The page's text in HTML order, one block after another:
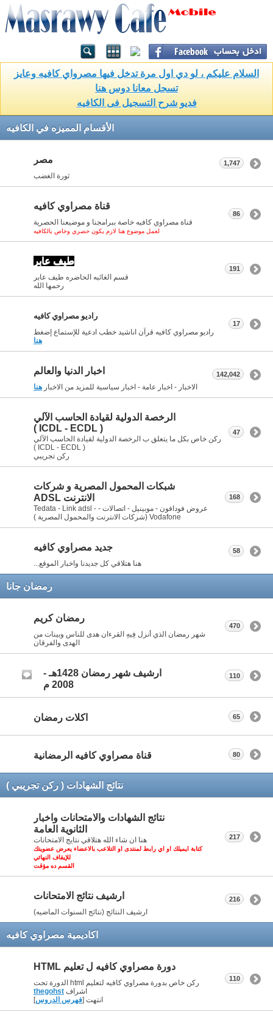
السلام عليكم ، لو دي اول مرة تدخل فيها مصرواي كافيه وعايز
تسجل معانا دوس هنا
فديو شرح التسجيل فى الكافيه
الأقسام المميزه في الكافيه
مصر
ثورة الغضب
1,747
قناة مصراوي كافيه
قناة مصراوي كافيه خاصة ببرامجنا و موضيعنا الحصرية
لعمل موضوع هنا لازم يكون حصري وخاص بالكافيه
86
طيف عابر
قسم الغائبه الحاضره طيف عابر
رحمها الله
191
راديو مصراوي كافيه
راديو مصراوي كافيه قرآن اناشيد خطب ادعية للإستماع إضغط
هنا
17
اخبار الدنيا والعالم
الاخبار - اخبار عامة - اخبار سياسية للمزيد من الاخبار هنا
142,042
الرخصة الدولية لقيادة الحاسب الآلي
( ICDL - ECDL )
ركن خاص بكل ما يتعلق ب الرخصة الدولية لقيادة الحاسب الآلي
( ICDL - ECDL )
ركن تجريبي
47
شبكات المحمول المصرية و شركات
الانترنت ADSL
عروض فودافون - موبينيل - اتصالات - Tedata - Link adsl -
Vodafone (شركات الانترنت والمحمول المصرية )
168
جديد مصراوي كافيه
هنا هتلاقي كل جديدنا واخبار الموقع...
58
رمضان جانا
رمضان كريم
شهر رمضان الذي أنزل فِيهِ القرءان هدى للناس وبينات من
الهدى والفرقان
470
ارشيف شهر رمضان 1428هـ -
2008 م
110
اكلات رمضان 65
قناة مصراوي كافيه الرمضانية 80
نتائج الشهادات ( ركن تجريبي )
نتائج الشهادات والامتحانات واخبار
الثانوية العامة
هنا ان شاء الله هتلاقي نتايج الامتحانات
كتابة ايميلك او اي رابط لمنتدى او التلاعب بالاعضاء يعرض عضويتك
للإيقاف النهائي
القسم ده مؤقت
217
ارشيف نتائج الامتحانات
ارشيف النتائج (نتائج السنوات الماضيه)
216
اكاديمية مصراوي كافيه
دورة مصراوي كافيه ل تعليم HTML
ركن خاص بدورة مصراوي كافيه لتعليم html الدورة تحت
اشراف thegohst
انتهت [فهرس الدروس]
110